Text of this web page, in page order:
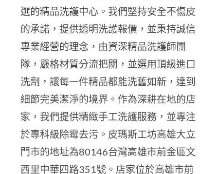
選的精品洗護中心。我們堅持安全不傷皮
的承諾，提供透明洗護報價，並秉持誠信
專業經營的理念，由資深精品洗護師團
隊，嚴格材質分流把關，並選用頂級進口
洗劑，讓每一件精品都能洗舊如新，達到
細節完美潔淨的境界。作為深耕在地的店
家，我們提供精緻手工洗護服務，並專注
於專科級除霉去污。皮瑪斯工坊高雄大立
門市的地址為80146台灣高雄市前金區文
西里中華四路351號。店家位於高雄市前